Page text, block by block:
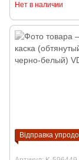
Нет в наличии
Відправка